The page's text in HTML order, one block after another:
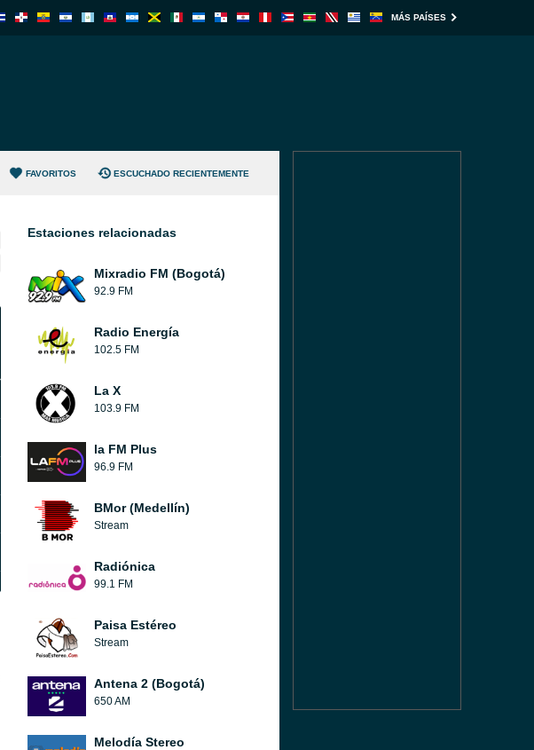
MÁS PAÍSES
FAVORITOS ESCUCHADO RECIENTEMENTE
Estaciones relacionadas
Mixradio FM (Bogotá)
92.9 FM
Radio Energía
102.5 FM
La X
103.9 FM
la FM Plus
96.9 FM
BMor (Medellín)
Stream
Radiónica
99.1 FM
Paisa Estéreo
Stream
Antena 2 (Bogotá)
650 AM
Melodía Stereo